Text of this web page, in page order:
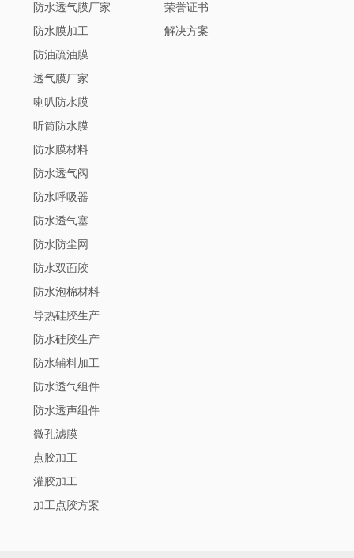
防水透气膜厂家
防水膜加工
防油疏油膜
透气膜厂家
喇叭防水膜
听筒防水膜
防水膜材料
防水透气阀
防水呼吸器
防水透气塞
防水防尘网
防水双面胶
防水泡棉材料
导热硅胶生产
防水硅胶生产
防水辅料加工
防水透气组件
防水透声组件
微孔滤膜
点胶加工
灌胶加工
加工点胶方案
荣誉证书
解决方案